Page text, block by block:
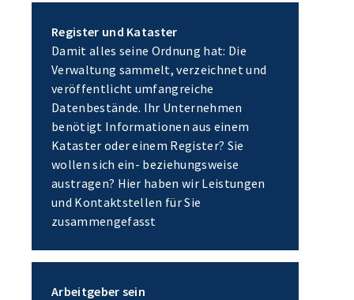
Register und Kataster
Damit alles seine Ordnung hat: Die
Verwaltung sammelt, verzeichnet und
veröffentlicht umfangreiche
Datenbestände. Ihr Unternehmen
benötigt Informationen aus einem
Kataster oder einem Register? Sie
wollen sich ein- beziehungsweise
austragen? Hier haben wir Leistungen
und Kontaktstellen für Sie
zusammengefasst
Arbeitgeber sein